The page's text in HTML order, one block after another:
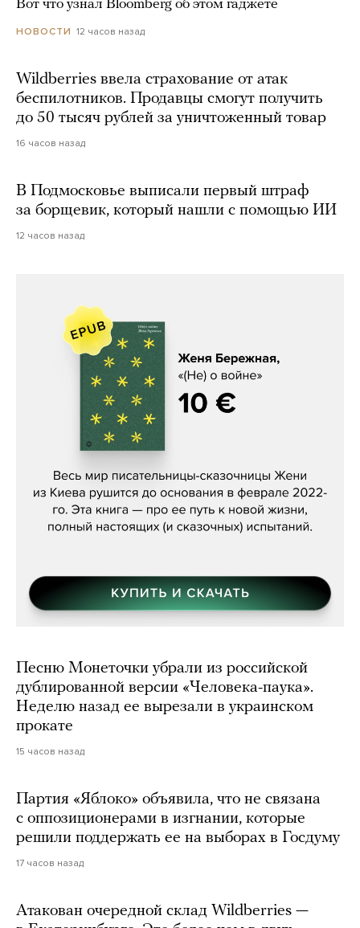
Вот что узнал Bloomberg об этом гаджете
НОВОСТИ 12 часов назад
Wildberries ввела страхование от атак
беспилотников. Продавцы смогут получить
до 50 тысяч рублей за уничтоженный товар
16 часов назад
В Подмосковье выписали первый штраф
за борщевик, который нашли с помощью ИИ
12 часов назад
Женя Бережная, «(Не) о войне»
Песню Монеточки убрали из российской
дублированной версии «Человека-паука».
Неделю назад ее вырезали в украинском
прокате
15 часов назад
Партия «Яблоко» объявила, что не связана
с оппозиционерами в изгнании, которые
решили поддержать ее на выборах в Госдуму
17 часов назад
Атакован очередной склад Wildberries —